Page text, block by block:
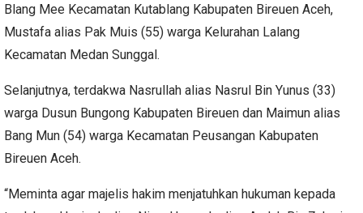
Blang Mee Kecamatan Kutablang Kabupaten Bireuen Aceh,
Mustafa alias Pak Muis (55) warga Kelurahan Lalang
Kecamatan Medan Sunggal.
Selanjutnya, terdakwa Nasrullah alias Nasrul Bin Yunus (33)
warga Dusun Bungong Kabupaten Bireuen dan Maimun alias
Bang Mun (54) warga Kecamatan Peusangan Kabupaten
Bireuen Aceh.
“Meminta agar majelis hakim menjatuhkan hukuman kepada